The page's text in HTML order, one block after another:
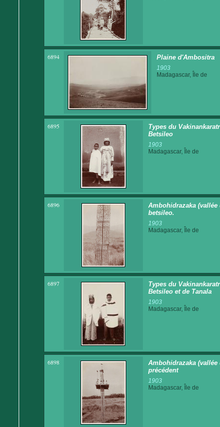
6894 Plaine d'Ambositra
1903
Madagascar, Île de
6895
Types du
Betsileo
1903
Madagascar, Île de
6896
Ambohidrazaka
betsileo.
1903
Madagascar, Île de
6897
Types du
Betsileo et de Tanala
1903
Madagascar, Île de
6898
Ambohidrazaka
précédent
1903
Madagascar, Île de